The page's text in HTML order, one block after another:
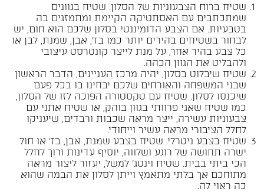
שטיח ברוח הצבעוניות של הסלון. שטיח בגוונים
שמתכתבים עם האסתטיקה הקיימת ומתמזגים בה
בטבעיות. אם הצבע הדומיננטי בסלון שלכם הוא חום, יש
לבחור בשטיחים בהירים יותר כמו בז', אבן, שמנת, לבן או
כל צבע בהיר אחר, על מנת לייצר קונטרסט עיצובי
ולהבליט את הגוון הכהה.
שטיח שיבלוט בסלון, יהיה מרכז העניינים, הדבר הראשון
שבני המשפחה והאורחים שלכם יבחינו בו בכל פעם
שיכנסו לסלון. שטיח עם טקסטורה הפוכה לזו של הסלון,
כמו שטיח שאגי פרוותי בגוון בוהק, או שטיח אתני עם
צבעוניות עשירה, ייצר מראה שכבות ורבדים, שיעניקו
לחלל הציבורי מראה עשיר וייחודי.
שטיח בצבע ניטרלי. שטיח בצבע שמנת, אבן, בז' או חול
ישרה תחושה של רוגע ושלווה, יוסיף עדינות ורוך לחלל
הכי ביתי בבית. שטיח וינטג' למשל, יעזור ליצור מראה
מתוחכם אך בלתי מתאמץ וייתן לסלון את הבמה שהוא
כה ראוי לה.